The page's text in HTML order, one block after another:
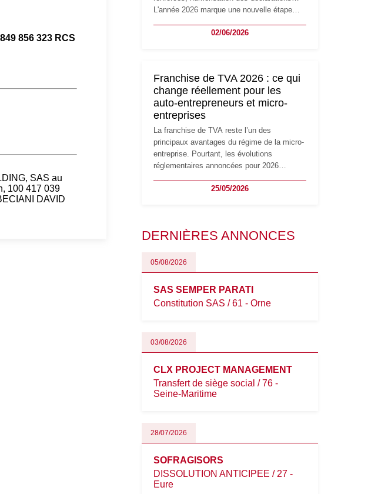
856 323 RCS
SAS au
100 417 039
DAVID
L'année 2026 marque une nouvelle étape
travailleurs indépendants. Si le régime de la
réglementaire plus exigeant. Décryptage des
principaux changements et des précautions
à prendre pour éviter les mauvaises
surprises.
02/06/2026
Franchise de TVA 2026 : ce qui
change réellement pour les
auto-entrepreneurs et micro-
entreprises
La franchise de TVA reste l’un des
principaux avantages du régime de la micro-
entreprise. Pourtant, les évolutions
réglementaires annoncées pour 2026
les auto-entrepreneurs, artisans et
évoluent dans un contexte de contrôle
oblige les indépendants à rester
particulièrement vigilants.
25/05/2026
DERNIÈRES ANNONCES
05/08/2026
SAS SEMPER PARATI
Constitution SAS / 61 - Orne
03/08/2026
CLX PROJECT MANAGEMENT
Transfert de siège social / 76 -
Seine-Maritime
28/07/2026
SOFRAGISORS
DISSOLUTION ANTICIPEE / 27 -
Eure